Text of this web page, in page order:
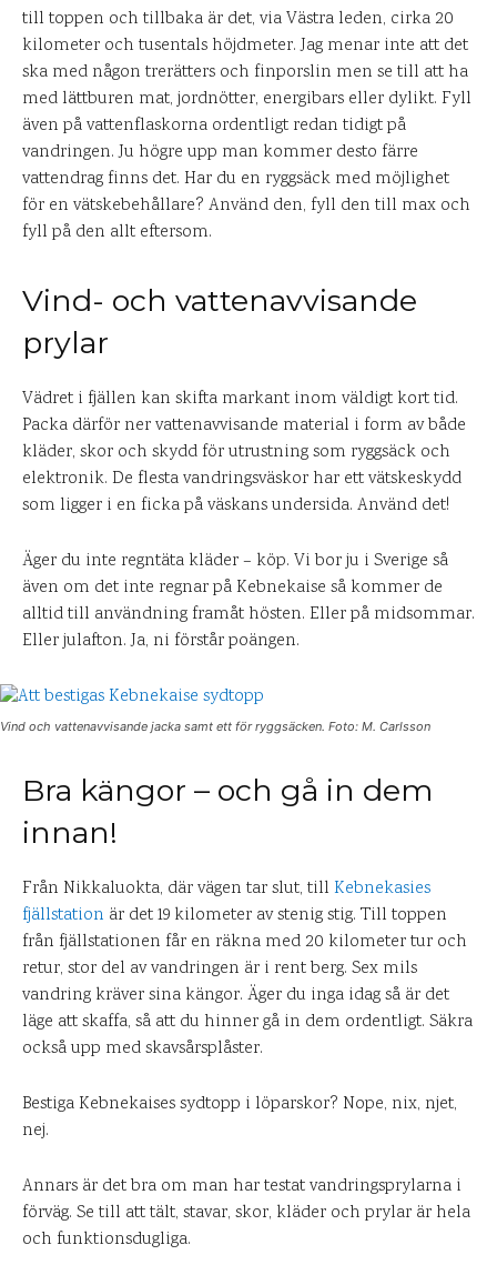
till toppen och tillbaka är det, via Västra leden, cirka 20
kilometer och tusentals höjdmeter. Jag menar inte att det
ska med någon trerätters och finporslin men se till att ha
med lättburen mat, jordnötter, energibars eller dylikt. Fyll
även på vattenflaskorna ordentligt redan tidigt på
vandringen. Ju högre upp man kommer desto färre
vattendrag finns det. Har du en ryggsäck med möjlighet
för en vätskebehållare? Använd den, fyll den till max och
fyll på den allt eftersom.
Vind- och vattenavvisande
prylar
Vädret i fjällen kan skifta markant inom väldigt kort tid.
Packa därför ner vattenavvisande material i form av både
kläder, skor och skydd för utrustning som ryggsäck och
elektronik. De flesta vandringsväskor har ett vätskeskydd
som ligger i en ficka på väskans undersida. Använd det!
Äger du inte regntäta kläder – köp. Vi bor ju i Sverige så
även om det inte regnar på Kebnekaise så kommer de
alltid till användning framåt hösten. Eller på midsommar.
Eller julafton. Ja, ni förstår poängen.
Vind och vattenavvisande jacka samt ett för ryggsäcken. Foto: M. Carlsson
Bra kängor – och gå in dem
innan!
Från Nikkaluokta, där vägen tar slut, till Kebnekasies
fjällstation är det 19 kilometer av stenig stig. Till toppen
från fjällstationen får en räkna med 20 kilometer tur och
retur, stor del av vandringen är i rent berg. Sex mils
vandring kräver sina kängor. Äger du inga idag så är det
läge att skaffa, så att du hinner gå in dem ordentligt. Säkra
också upp med skavsårsplåster.
Bestiga Kebnekaises sydtopp i löparskor? Nope, nix, njet,
nej.
Annars är det bra om man har testat vandringsprylarna i
förväg. Se till att tält, stavar, skor, kläder och prylar är hela
och funktionsdugliga.